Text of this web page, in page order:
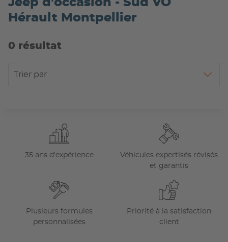
Jeep d’occasion - Sud VO
Hérault Montpellier
0 résultat
Trier par
35 ans d'expérience
Véhicules expertisés révisés
et garantis
Plusieurs formules
personnalisées
Priorité à la satisfaction
client